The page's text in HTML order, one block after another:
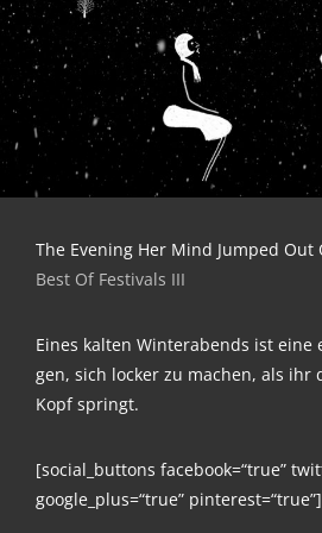
The Evening Her Mind Jum­ped Out
Best Of Fes­ti­vals III
Eines kal­ten Win­ter­abends ist
gen, sich locker zu machen, als ihr
Kopf springt.
[social_buttons facebook=“true”
google_plus=“true” pinterest=“true”]